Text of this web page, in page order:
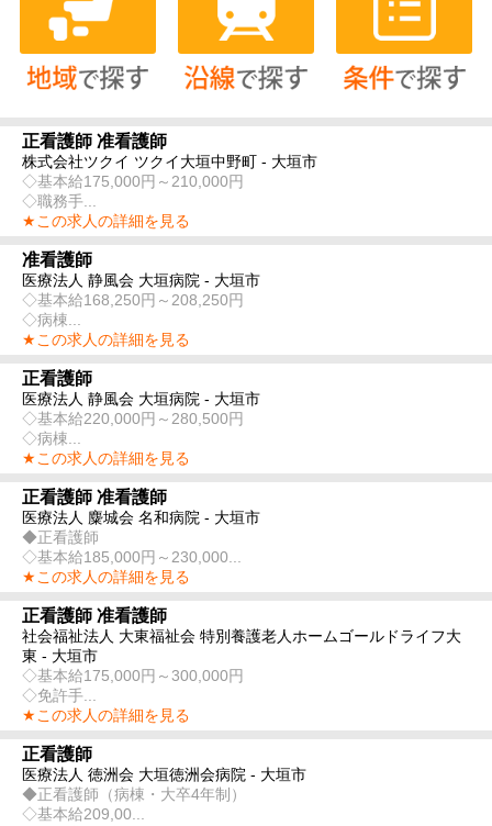
正看護師 准看護師
株式会社ツクイ ツクイ大垣中野町 - 大垣市
◇基本給175,000円～210,000円
◇職務手...
★この求人の詳細を見る
准看護師
医療法人 静風会 大垣病院 - 大垣市
◇基本給168,250円～208,250円
◇病棟...
★この求人の詳細を見る
正看護師
医療法人 静風会 大垣病院 - 大垣市
◇基本給220,000円～280,500円
◇病棟...
★この求人の詳細を見る
正看護師 准看護師
医療法人 麋城会 名和病院 - 大垣市
◆正看護師
◇基本給185,000円～230,000...
★この求人の詳細を見る
正看護師 准看護師
社会福祉法人 大東福祉会 特別養護老人ホームゴールドライフ大
東 - 大垣市
◇基本給175,000円～300,000円
◇免許手...
★この求人の詳細を見る
正看護師
医療法人 徳洲会 大垣徳洲会病院 - 大垣市
◆正看護師（病棟・大卒4年制）
◇基本給209,00...